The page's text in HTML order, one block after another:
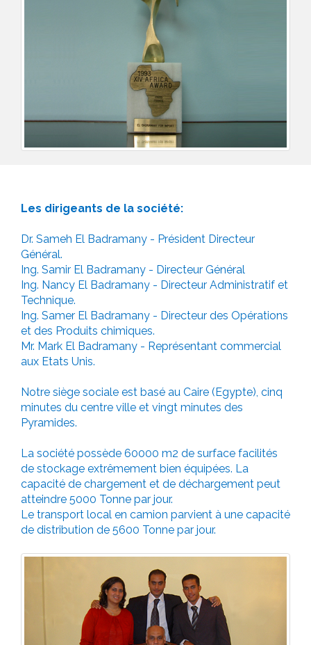
Les dirigeants de la société:
Dr. Sameh El Badramany - Président Directeur
Général.
Ing. Samir El Badramany - Directeur Général
Ing. Nancy El Badramany - Directeur Administratif et
Technique.
Ing. Samer El Badramany - Directeur des Opérations
et des Produits chimiques.
Mr. Mark El Badramany - Représentant commercial
aux Etats Unis.
Notre siège sociale est basé au Caire (Egypte), cinq
minutes du centre ville et vingt minutes des
Pyramides.
La société possède 60000 m2 de surface facilités
de stockage extrêmement bien équipées. La
capacité de chargement et de déchargement peut
atteindre 5000 Tonne par jour.
Le transport local en camion parvient à une capacité
de distribution de 5600 Tonne par jour.